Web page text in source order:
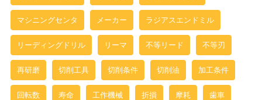
マシニングセンタ メーカー ラジアスエンドミル
リーディングドリル リーマ 不等リード 不等刃
再研磨 切削工具 切削条件 切削油 加工条件
回転数 寿命 工作機械 折損 摩耗 歯車